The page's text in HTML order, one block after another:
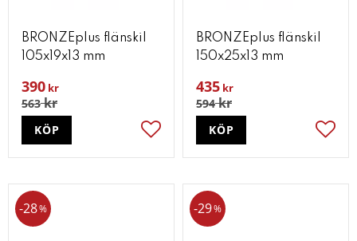
BRONZEplus flänskil
105x19x13 mm
390 kr
563kr
Lägg till i favoriter
KÖP
BRONZEplus flänskil
150x25x13 mm
435 kr
594kr
KÖP
28% 29%